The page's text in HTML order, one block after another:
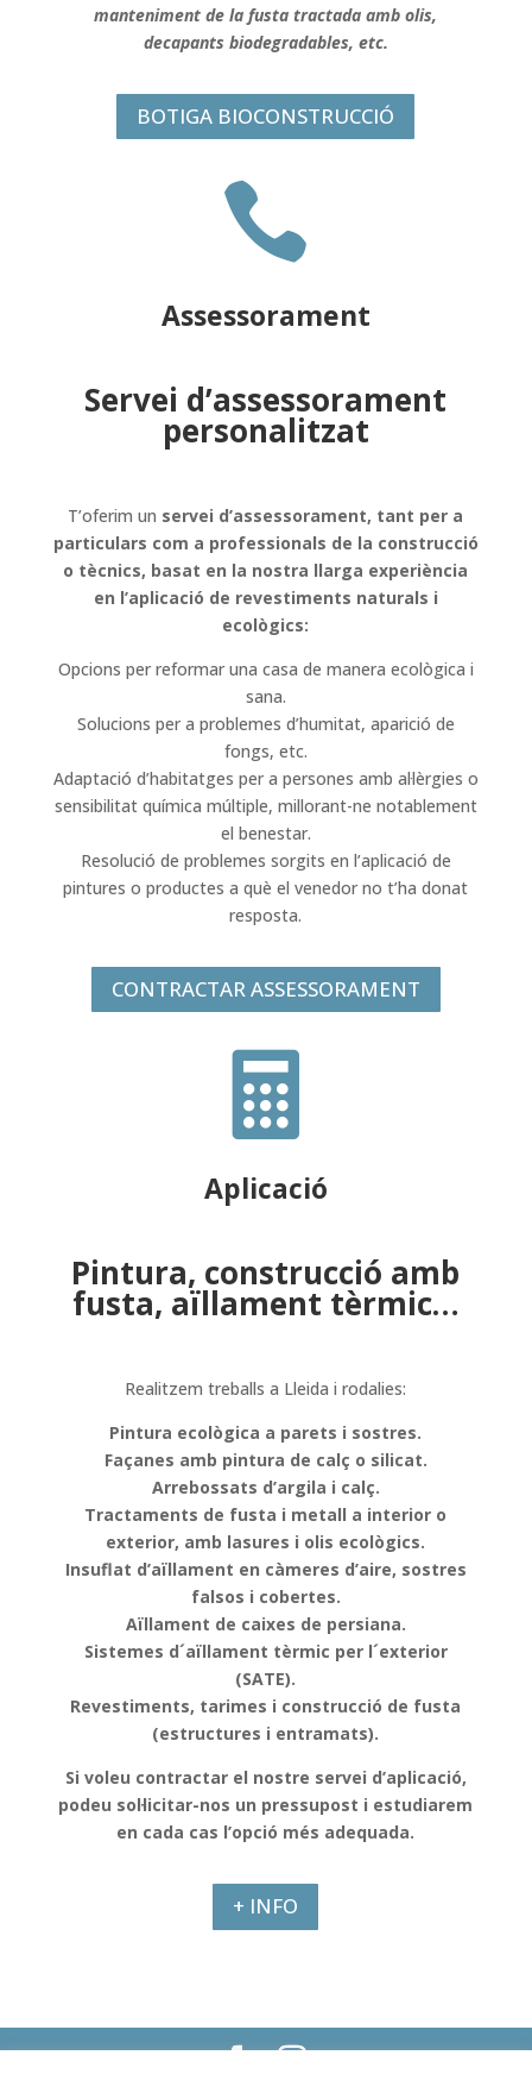
manteniment de la fusta tractada amb olis,
decapants biodegradables, etc.
BOTIGA BIOCONSTRUCCIÓ

Assessorament
Servei d’assessorament
personalitzat
T’oferim un servei d’assessorament, tant per a
particulars com a professionals de la construcció
o tècnics, basat en la nostra llarga experiència
en l’aplicació de revestiments naturals i
ecològics:
Opcions per reformar una casa de manera ecològica i
sana.
Solucions per a problemes d’humitat, aparició de
fongs, etc.
Adaptació d’habitatges per a persones amb al·lèrgies o
sensibilitat química múltiple, millorant-ne notablement
el benestar.
Resolució de problemes sorgits en l’aplicació de
pintures o productes a què el venedor no t’ha donat
resposta.
CONTRACTAR ASSESSORAMENT

Aplicació
Pintura, construcció amb
fusta, aïllament tèrmic…
Realitzem treballs a Lleida i rodalies:
Pintura ecològica a parets i sostres.
Façanes amb pintura de calç o silicat.
Arrebossats d’argila i calç.
Tractaments de fusta i metall a interior o
exterior, amb lasures i olis ecològics.
Insuflat d’aïllament en càmeres d’aire, sostres
falsos i cobertes.
Aïllament de caixes de persiana.
Sistemes d´aïllament tèrmic per l´exterior
(SATE).
Revestiments, tarimes i construcció de fusta
(estructures i entramats).
Si voleu contractar el nostre servei d’aplicació,
podeu sol·licitar-nos un pressupost i estudiarem
en cada cas l’opció més adequada.
+ INFO